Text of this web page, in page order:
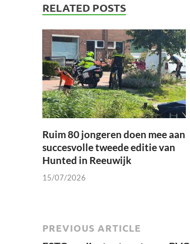
RELATED POSTS
Ruim 80 jongeren doen mee aan
succesvolle tweede editie van
Hunted in Reeuwijk
15/07/2026
PREVIOUS ARTICLE